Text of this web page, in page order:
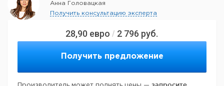
28,90 евро / 2 796 руб.
Получить предложение
запросите
Анна Головацкая
Получить консультацию эксперта